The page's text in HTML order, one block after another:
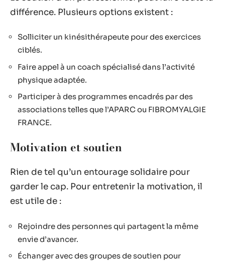
différence. Plusieurs options existent :
Solliciter un kinésithérapeute pour des exercices
ciblés.
Faire appel à un coach spécialisé dans l’activité
physique adaptée.
Participer à des programmes encadrés par des
associations telles que l’APARC ou FIBROMYALGIE
FRANCE.
Motivation et soutien
Rien de tel qu’un entourage solidaire pour
garder le cap. Pour entretenir la motivation, il
est utile de :
Rejoindre des personnes qui partagent la même
envie d’avancer.
Échanger avec des groupes de soutien pour